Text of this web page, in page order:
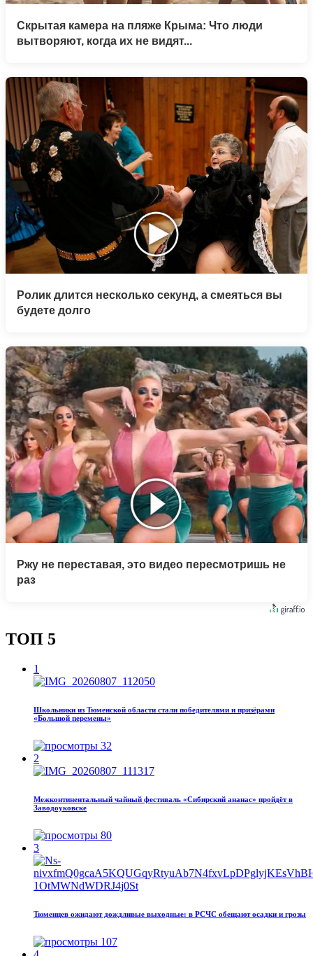
Скрытая камера на пляже Крыма: Что люди
вытворяют, когда их не видят...
Ролик длится несколько секунд, а смеяться вы
будете долго
Ржу не переставая, это видео пересмотришь не
раз
ТОП 5
1
Школьники из Тюменской области стали победителями и призёрами
«Большой перемены»
32
2
Межконтинентальный чайный фестиваль «Сибирский ананас» пройдёт в
Заводоуковске
80
3
Тюменцев ожидают дождливые выходные: в РСЧС обещают осадки и грозы
107